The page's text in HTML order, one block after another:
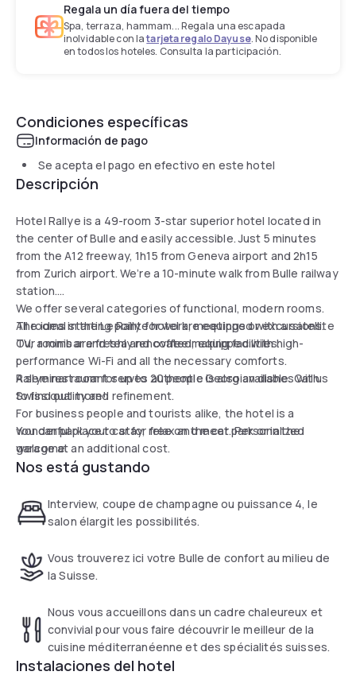
Regala un día fuera del tiempo
Spa, terraza, hammam... Regala una escapada
inolvidable con latarjeta regalo Dayuse. No disponible
en todos los hoteles. Consulta la participación.
Condiciones específicas
Información de pago
Se acepta el pago en efectivo en este hotel
Descripción
Hotel Rallye is a 49-room 3-star superior hotel located in
the center of Bulle and easily accessible. Just 5 minutes
from the A12 freeway, 1h15 from Geneva airport and 2h15
from Zurich airport. We’re a 10-minute walk from Bulle railway
station.
We offer several categories of functional, modern rooms.
The ideal starting point for work, meetings or excursions.
Our rooms are freshly renovated, equipped with high-
performance Wi-Fi and all the necessary comforts.
A seminar room for up to 20 people is also available. Call us
to find out more!
For business people and tourists alike, the hotel is a
wonderful place to stay, relax and meet. Personalized
welcome.
All rooms in the Le Rallye hotel are equipped with a satellite
TV, a minibar and tea and coffee making facilities.
Rallye restaurant serves authentic Georgian dishes with
Swiss quality and refinement.
You can park your car for free on the car park or in the
garage at an additional cost.
Nos está gustando
Interview, coupe de champagne ou puissance 4, le
salon élargit les possibilités.
Vous trouverez ici votre Bulle de confort au milieu de
la Suisse.
Nous vous accueillons dans un cadre chaleureux et
convivial pour vous faire découvrir le meilleur de la
cuisine méditerranéenne et des spécialités suisses.
Instalaciones del hotel